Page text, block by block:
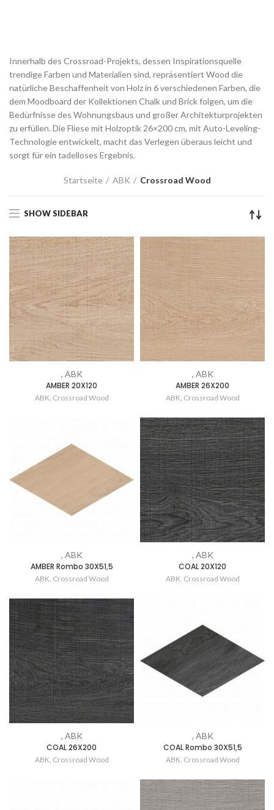
Innerhalb des Crossroad-Projekts, dessen Inspirationsquelle
trendige Farben und Materialien sind, repräsentiert Wood die
natürliche Beschaffenheit von Holz in 6 verschiedenen Farben, die
dem Moodboard der Kollektionen Chalk und Brick folgen, um die
Bedürfnisse des Wohnungsbaus und großer Architekturprojekten
zu erfüllen. Die Fliese mit Holzoptik 26×200 cm, mit Auto-Leveling-
Technologie entwickelt, macht das Verlegen überaus leicht und
sorgt für ein tadelloses Ergebnis.
Startseite ABK Crossroad Wood
SHOW SIDEBAR
, ABK
AMBER 20X120
ABK, Crossroad Wood
, ABK
AMBER 26X200
ABK, Crossroad Wood
, ABK
AMBER Rombo 30X51,5
ABK, Crossroad Wood
, ABK
COAL 20X120
ABK, Crossroad Wood
, ABK
COAL 26X200
ABK, Crossroad Wood
, ABK
COAL Rombo 30X51,5
ABK, Crossroad Wood